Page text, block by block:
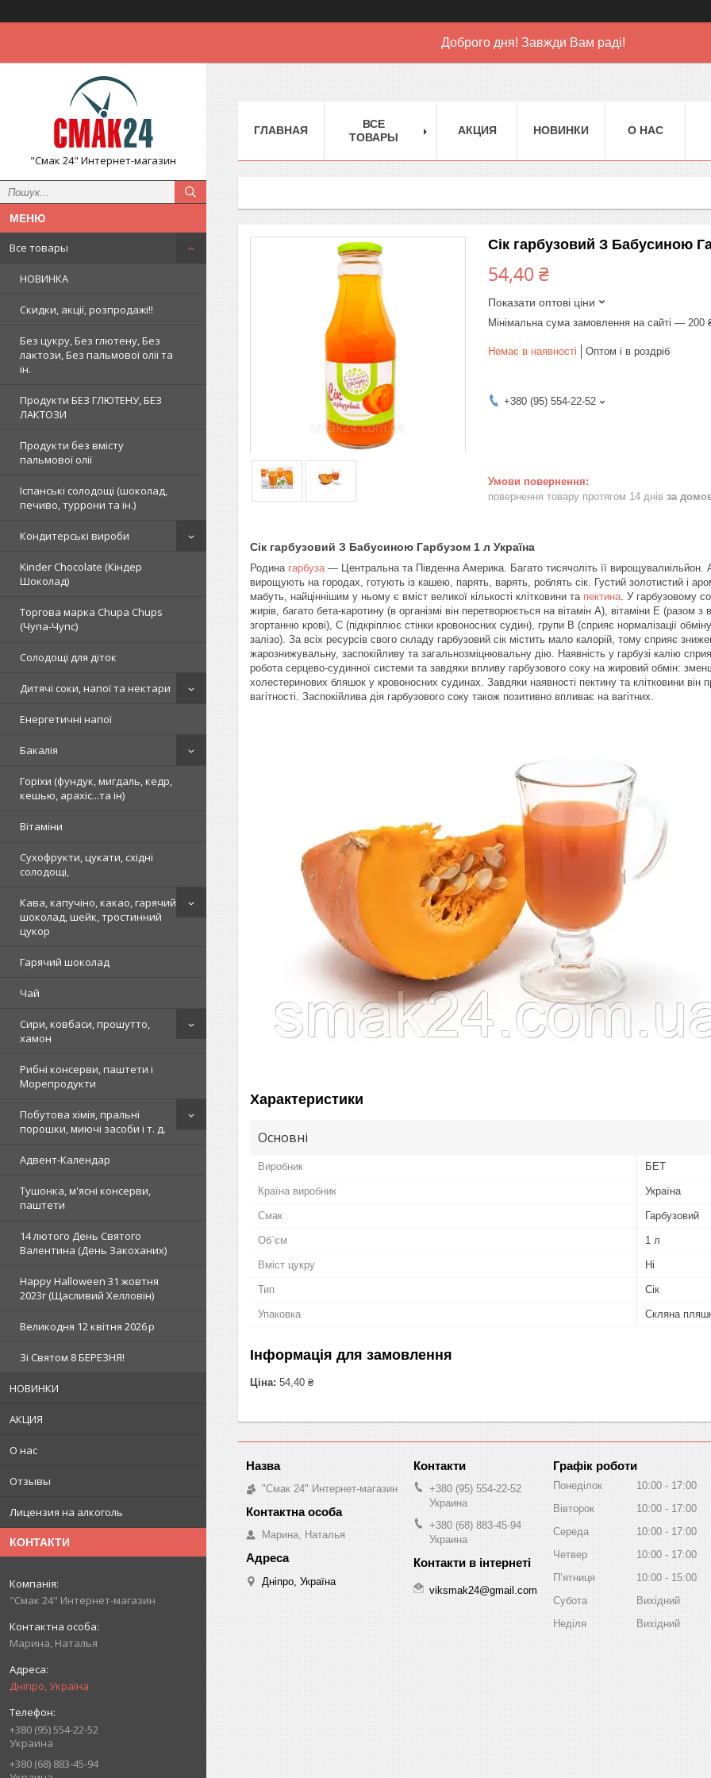
Доброго дня! Завжди Вам раді!
"Смак 24" Интернет-магазин
Все товары
НОВИНКА
Скидки, акції, розпродажі!!
Без цукру, Без глютену, Без
лактози, Без пальмової олії та
ін.
Продукти БЕЗ ГЛЮТЕНУ, БЕЗ
ЛАКТОЗИ
Продукти без вмісту
пальмової олії
Іспанські солодощі (шоколад,
печиво, туррони та ін.)
Кондитерські вироби
Kinder Chocolate (Кіндер
Шоколад)
Торгова марка Chupa Chups
(Чупа-Чупс)
Солодощі для діток
Дитячі соки, напої та нектари
Енергетичні напої
Бакалія
Горіхи (фундук, мигдаль, кедр,
кешью, арахіс...та ін)
Вітаміни
Сухофрукти, цукати, східні
солодощі,
Кава, капучіно, какао, гарячий
шоколад, шейк, тростинний
цукор
Гарячий шоколад
Чай
Сири, ковбаси, прошутто,
хамон
Рибні консерви, паштети і
Морепродукти
Побутова хімія, пральні
порошки, миючі засоби і т. д.
Адвент-Календар
Тушонка, м'ясні консерви,
паштети
14 лютого День Святого
Валентина (День Закоханих)
Happy Halloween 31 жовтня
2023г (Щасливий Хелловін)
Великодня 12 квітня 2026 р
Зi Святом 8 БЕРЕЗНЯ!
НОВИНКИ
АКЦИЯ
О нас
Отзывы
Лицензия на алкоголь
КОНТАКТИ
"Смак 24" Интернет-магазин
Марина, Наталья
Дніпро, Україна
+380 (95) 554-22-52
Украина
+380 (68) 883-45-94
ГЛАВНАЯ
ВСЕ
ТОВАРЫ
АКЦИЯ НОВИНКИ О НАС
Сік гарбузовий З Бабусиною
54,40 ₴
Показати оптові ціни
Мінімальна сума замовлення на сайті — 200
Немає в наявності Оптом і в роздріб
+380 (95) 554-22-52
повернення товару протягом 14 днів за
Сік гарбузовий З Бабусиною Гарбузом 1 л Україна
Родина гарбуза — Центральна та Південна Америка. Багато тисячоліть її вирощувалиільйон.
вирощують на городах, готують із кашею, парять, варять, роблять сік. Густий золотистий і
мабуть, найціннішим у ньому є вміст великої кількості клітковини та пектина . У гарбузовому
жирів, багато бета-каротину (в організмі він перетворюється на вітамін А), вітаміни Е
згортанню крові), C (підкріплює стінки кровоносних судин), групи B (сприяє нормалізації
залізо). За всіх ресурсів свого складу гарбузовий сік містить мало калорій, тому сприяє
жарознижувальну, заспокійливу та загальнозміцнювальну дію. Наявність у гарбузі калію
робота серцево-судинної системи та завдяки впливу гарбузового соку на жировий обмін:
холестеринових бляшок у кровоносних судинах. Завдяки наявності пектину та клітковини
вагітності. Заспокійлива дія гарбузового соку також позитивно впливає на вагітних.
Характеристики
Основні
Виробник БЕТ
Країна виробник Україна
Смак Гарбузовий
Об`єм 1 л
Вміст цукру Ні
Тип Сік
Упаковка Скляна
Інформація для замовлення
Ціна: 54,40 ₴
"Смак 24" Интернет-магазин
Марина, Наталья
Дніпро, Україна
+380 (95) 554-22-52
Украина
+380 (68) 883-45-94
Украина
viksmak24@gmail.com
Графік роботи
Понеділок 10:00
17:00
Вівторок
10:00
17:00
Середа
10:00
17:00
Четвер
10:00
17:00
Пʼятниця
10:00
15:00
Субота
Вихідний
Неділя
Вихідний